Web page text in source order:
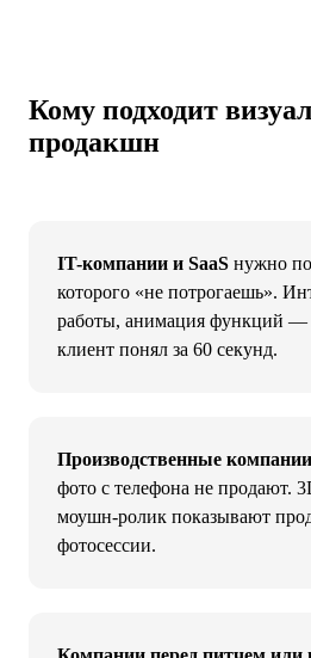
Кому подходит
продакшн
IT-компании и SaaS нужно
которого «не потрогаешь».
работы, анимация функций —
клиент понял за 60 секунд.
Производственные компании
фото с телефона не продают.
моушн-ролик показывают
фотосессии.